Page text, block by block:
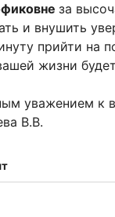
за
и внушить
прийти на
жизни
уважением к
В.В.